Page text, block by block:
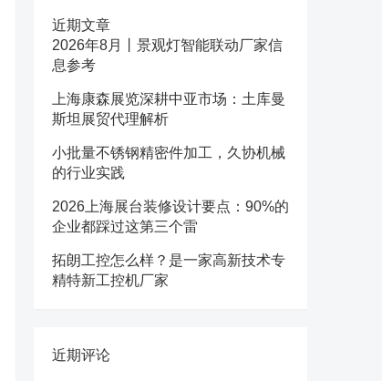
近期文章
2026年8月丨景观灯智能联动厂家信
息参考
上海康森展览深耕中亚市场：土库曼
斯坦展贸代理解析
小批量不锈钢精密件加工，久协机械
的行业实践
2026上海展台装修设计要点：90%的
企业都踩过这第三个雷
拓朗工控怎么样？是一家高新技术专
精特新工控机厂家
近期评论